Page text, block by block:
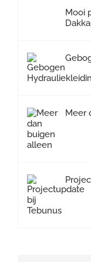
Mooi
Meer